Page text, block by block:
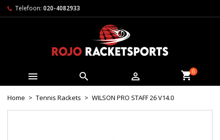
Telefoon: 020-4082933
   0
Home Tennis Rackets WILSON PRO STAFF 26 V14.0